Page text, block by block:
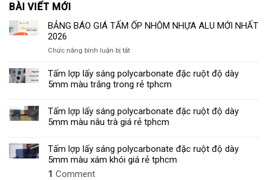
BÀI VIẾT MỚI
BẢNG BÁO GIÁ TẤM ỐP NHÔM NHỰA ALU MỚI NHẤT
2026
Chức năng bình luận bị tắtở
BÁO
GIÁ
TẤM
NHÔM
NHỰA
NHẤT
2026
Tấm lợp lấy sáng polycarbonate đặc ruột độ dày
5mm màu trắng trong rẻ tphcm
Tấm lợp lấy sáng polycarbonate đặc ruột độ dày
5mm màu nâu trà giá rẻ tphcm
Tấm lợp lấy sáng polycarbonate đặc ruột độ dày
5mm màu xám khói giá rẻ tphcm
1 Comment